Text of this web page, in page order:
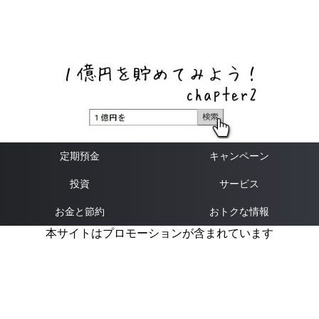
定期預金 キャンペーン
投資 サービス
お金と節約 おトクな情報
本サイトはプロモーションが含まれています